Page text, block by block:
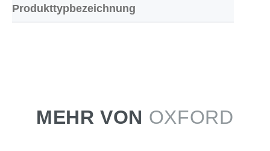
Produkttypbezeichnung
MEHR VON OXFORD